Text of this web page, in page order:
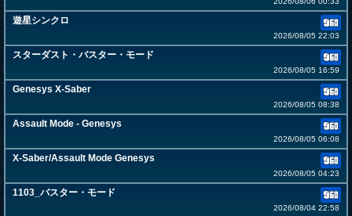
遊星シンクロ
2026/08/05 22:03
スターダスト・バスター・モード
2026/08/05 16:59
Genesys X-Saber
2026/08/05 08:38
Assault Mode - Genesys
2026/08/05 06:08
X-Saber/Assault Mode Genesys
2026/08/05 04:23
1103_バスター・モード
2026/08/04 22:58